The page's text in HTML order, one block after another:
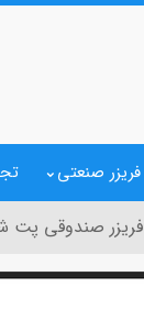
فریزر صنعتی
فریزر صندوقی پت